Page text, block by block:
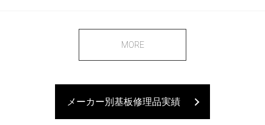
MORE
メーカー別基板修理品実績